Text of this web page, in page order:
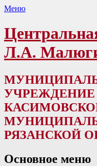
Меню
Л.А.
УЧРЕЖДЕНИЕ
РЯЗАНСКОЙ
Основное меню